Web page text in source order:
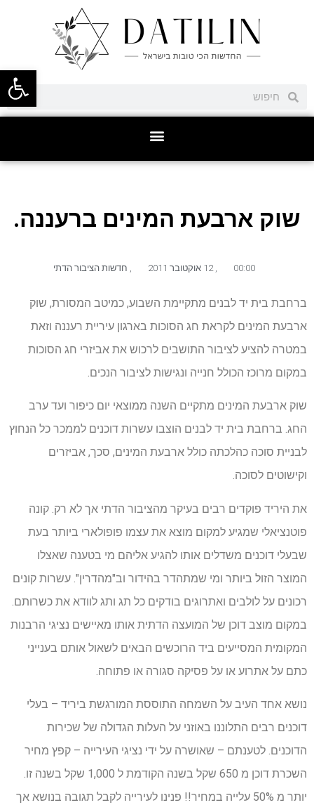
פתח
שוק ארבעת המינים ברעננה.
00:00
, 12 אוקטובר 2011 , חדשות הציבור הדתי
ברחבת בית יד לבנים מתקיימת השבוע, כמיטב המסורת, שוק
ארבעת המינים לקראת חג הסוכות בארגון עיריית רעננה וזאת
במטרה להציע לציבור התושבים לרכוש את אביזרי חג הסוכות
במקום מרוכז הכולל חנייה ונגישות לציבור הנכים.
שוק ארבעת המינים מתקיים השנה ממוצאי יום כיפור ועד ערב
החג. ברחבת בית יד לבנים הוצבו עשרות דוכנים לממכר כל הנחוץ
לבניית סוכה כהלכתה כולל ארבעת המינים, סכך, אביזרים
וקישוטים לסוכה.
את היריד פוקדים רבים בעיקר מהציבור הדתי אך לא רק. קונה
פוטנציאלי שמגיע למקום מוצא את עצמו פופולארי ביותר בעת
שבעלי דוכנים משדלים אותו להגיע אליהם מי בטענה שאצלו
המוצר הזול ביותר ומי שמתהדר בהידור וב"מהדרין". עשרות קונים
רכונים על לולבים ואתרוגים בודקים כל תג ותג לוודא את כשרותם.
במקום מוצב דוכן של המועצה הדתית אותו מאיישים נציגי הרבנות
המקומית המסייעים ביד הרוכשים הבאים לשאול אותם בענייני
כתם על אתרוע או על פסיקה סגורה או פתוחה.
נושא אחד העיב על השמחה התוססת המורגשת ביריד – בעלי
דוכנים רבים התלוננו באוזני על העלות הגדולה של שכירות
הדוכנים. לטענתם – שאושרה על ידי נציגי העירייה – קפץ מחיר
השכרת דוכן מ 650 שקל בשנה הקודמת ל 1,000 שקל בשנה זו.
יותר מ 50% עלייה במחיר!! פנינו לעירייה לקבל תגובה בנושא אך